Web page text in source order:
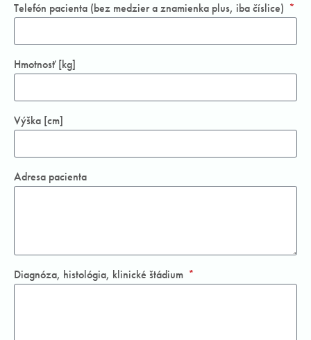
Telefón pacienta (bez medzier a znamienka plus, iba číslice)
Hmotnosť [kg]
Výška [cm]
Adresa pacienta
Diagnóza, histológia, klinické štádium